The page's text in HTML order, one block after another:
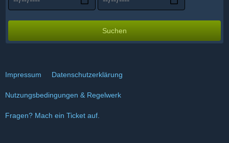
Suchen
Impressum Datenschutzerklärung
Nutzungsbedingungen & Regelwerk
Fragen? Mach ein Ticket auf.